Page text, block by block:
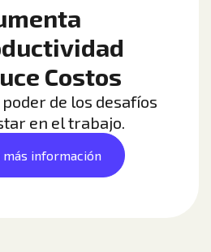
Costos
de los desafíos
en el trabajo.
información